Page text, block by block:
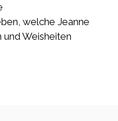
welche Jeanne
Weisheiten